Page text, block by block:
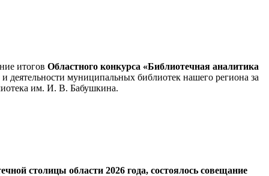
итогов Областного конкурса «Библиотечная аналитика
деятельности муниципальных библиотек нашего региона за
им. И. В. Бабушкина.
столицы области 2026 года, состоялось совещание